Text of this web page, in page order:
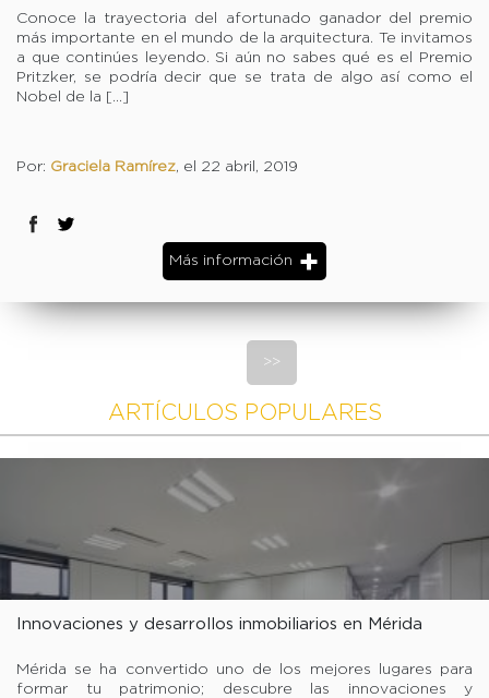
Conoce la trayectoria del afortunado ganador del premio
más importante en el mundo de la arquitectura. Te invitamos
a que continúes leyendo. Si aún no sabes qué es el Premio
Pritzker, se podría decir que se trata de algo así como el
Nobel de la […]
Por: Graciela Ramírez, el 22 abril, 2019
Más información
>>
ARTÍCULOS POPULARES
Innovaciones y desarrollos inmobiliarios en Mérida
Mérida se ha convertido uno de los mejores lugares para
formar tu patrimonio; descubre las innovaciones y